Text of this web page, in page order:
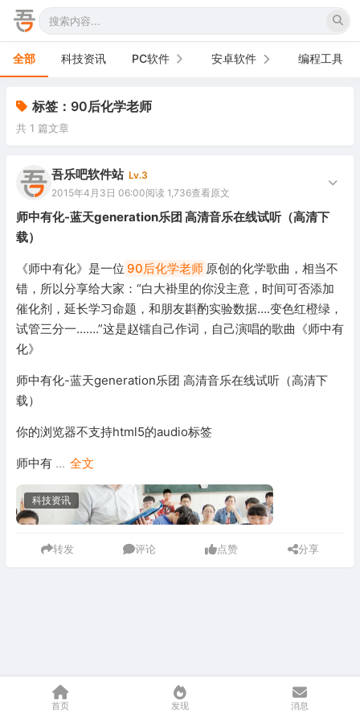
首页 发现 消息
全部 科技资讯 PC软件
办公软件
网络软件
图形图像
游戏娱乐
安全防御
系统下载
系统工具
安卓软件
手机软件
电视软件
车机软件
编程工具
标签：90后化学老师
共 1 篇文章
吾乐吧软件站 Lv.3
2015年4月3日 06:00阅读 1,736查看原文
师中有化-蓝天generation乐团 高清音乐在线试听（高清下
载）
《师中有化》是一位 90后化学老师 原创的化学歌曲，相当不
错，所以分享给大家：“白大褂里的你没主意，时间可否添加
催化剂，延长学习命题，和朋友斟酌实验数据….变色红橙绿，
试管三分一…….”这是赵镭自己作词，自己演唱的歌曲《师中有
化》
师中有化-蓝天generation乐团 高清音乐在线试听（高清下
载）
你的浏览器不支持html5的audio标签
师中有 ... 全文
科技资讯
转发 评论 点赞 分享